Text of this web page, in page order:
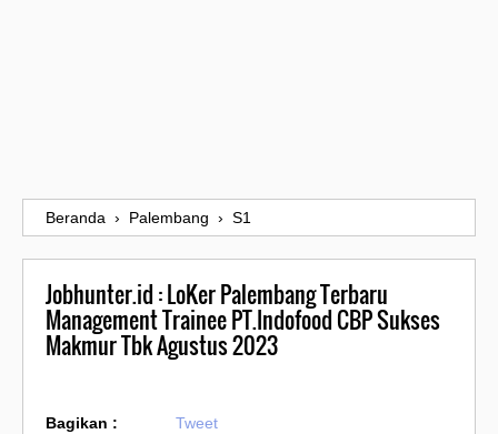
Beranda › Palembang › S1
Jobhunter.id : LoKer Palembang Terbaru
Management Trainee PT.Indofood CBP Sukses
Makmur Tbk Agustus 2023
Bagikan : Tweet